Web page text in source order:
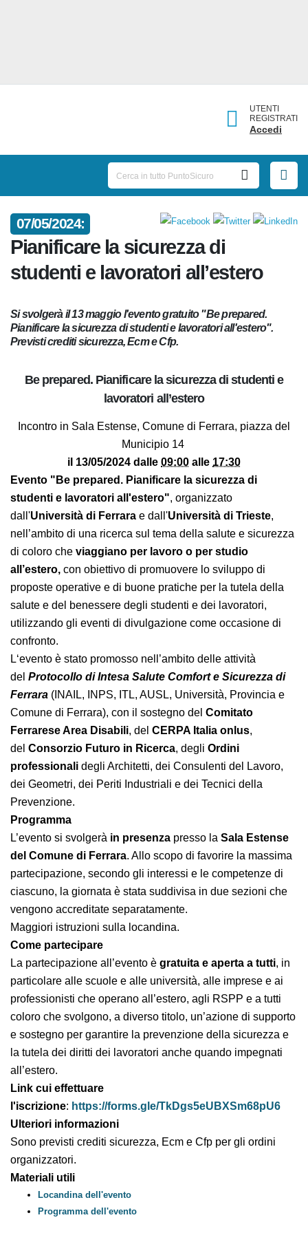
UTENTI
REGISTRATI
Accedi
07/05/2024:
Pianificare la sicurezza di
studenti e lavoratori all’estero
Si svolgerà il 13 maggio l'evento gratuito "Be prepared.
Pianificare la sicurezza di studenti e lavoratori all'estero".
Previsti crediti sicurezza, Ecm e Cfp.
Be prepared. Pianificare la sicurezza di studenti e
lavoratori all’estero
Incontro in Sala Estense, Comune di Ferrara, piazza del
Municipio 14
il 13/05/2024 dalle09:00alle17:30
Evento "Be prepared. Pianificare la sicurezza di
studenti e lavoratori all'estero", organizzato
dall'Università di Ferrarae dall'Università di Trieste
nell’ambito di una ricerca sul tema della salute e
sicurezza di coloro che viaggiano per lavoro o per
studio all’estero,con obiettivo di promuovere lo
sviluppo di proposte operative e di buone pratiche per
la tutela della salute e del benessere degli studenti e
dei lavoratori, utilizzando gli eventi di divulgazione
come occasione di confronto.
L‘evento è stato promosso nell’ambito delle attività
delProtocollo di Intesa Salute Comfort e Sicurezza di
Ferrara (INAIL, INPS, ITL, AUSL, Università, Provincia e
Comune di Ferrara), con il sostegno delComitato
Ferrarese Area Disabili , delCERPA Italia onlus
delConsorzio Futuro in Ricerca , degliOrdini
professionalidegli Architetti, dei Consulenti del
Lavoro, dei Geometri, dei Periti Industriali e dei Tecnici
della Prevenzione.
Programma
L’evento si svolgeràin presenzapresso laSala
Estense del Comune di Ferrara. Allo scopo di favorire
la massima partecipazione, secondo gli interessi e le
competenze di ciascuno, la giornata è stata suddivisa
in due sezioni che vengono accreditate separatamente.
Maggiori istruzioni sulla locandina.
Come partecipare
La partecipazione all’evento ègratuita e aperta a
tutti, in particolare alle scuole e alle università, alle
imprese e ai professionisti che operano all’estero, agli
RSPP e a tutti coloro che svolgono, a diverso titolo,
un’azione di supporto e sostegno per garantire la
prevenzione della sicurezza e la tutela dei diritti dei
lavoratori anche quando impegnati all’estero.
Link cui effettuare
l'iscrizione :https://forms.gle/TkDgs5eUBXSm68pU6
Ulteriori informazioni
Sono previsti crediti sicurezza, Ecm e Cfp per gli ordini
organizzatori.
Materiali utili
Locandina dell'evento
Programma dell'evento